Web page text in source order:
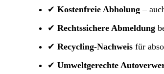
✔ Kostenfreie Abholung –
✔ Rechtssichere Abmeldung
✔ Recycling-Nachweis für
✔ Umweltgerechte